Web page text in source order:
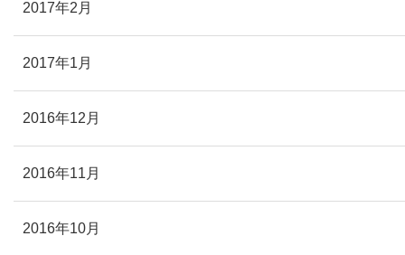
2017年2月
2017年1月
2016年12月
2016年11月
2016年10月